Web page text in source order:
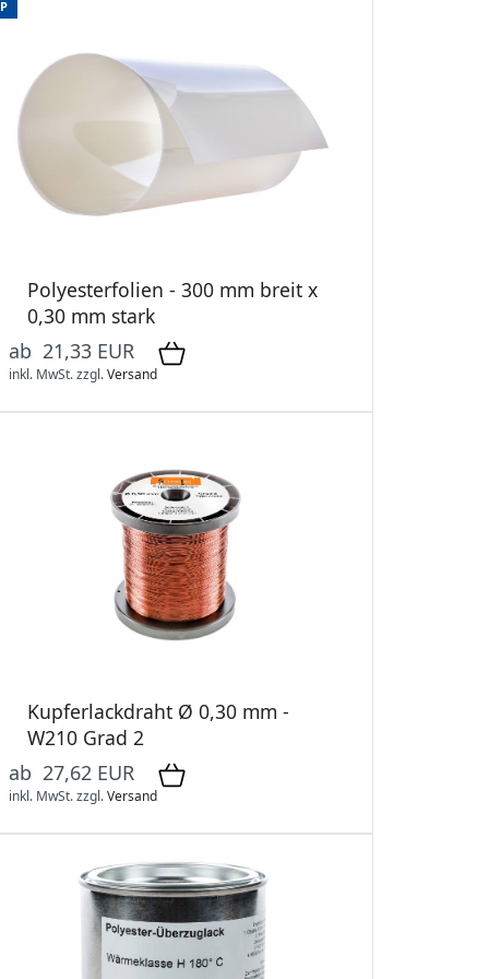
Polyesterfolien - 300 mm breit x
0,30 mm stark
ab 21,33 EUR
inkl. MwSt.zzgl.Versand
Kupferlackdraht Ø 0,30 mm -
W210 Grad 2
ab 27,62 EUR
inkl. MwSt.zzgl.Versand